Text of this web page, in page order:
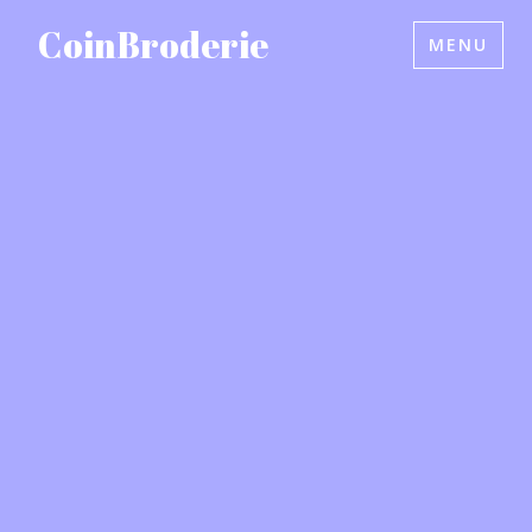
CoinBroderie MENU